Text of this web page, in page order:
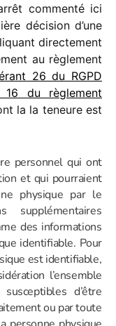
commenté ici
déci­sion d’une
direc­te­ment
au règle­ment
26 du RGPD
16 du règle­ment
la la teneure est
person­nel qui ont
et qui pour­raient
physique par le
supplé­men­taires
des infor­ma­tions
iden­ti­fiable. Pour
est iden­ti­fiable,
l’ensemble
d’être
ou par toute